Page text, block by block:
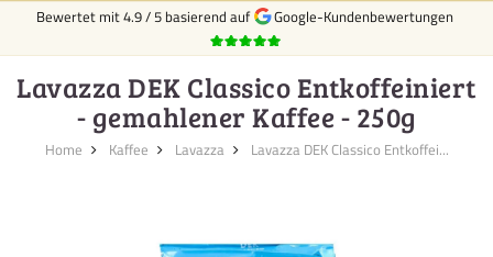
Bewertet mit4.9/5 basierend auf Google-Kundenbewertungen
Lavazza DEK Classico Entkoffeiniert
- gemahlener Kaffee - 250g
Home Kaffee Lavazza Lavazza DEK Classico Entkoffei...